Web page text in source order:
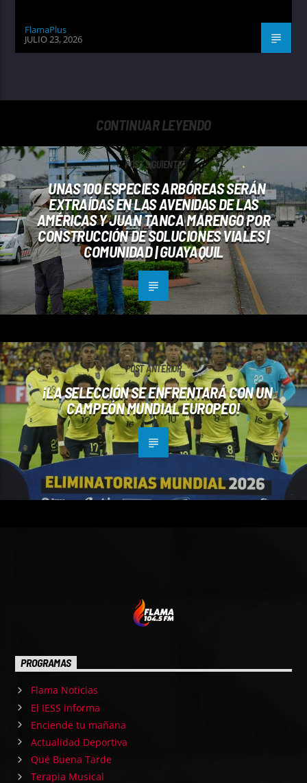
FlamaPlus
JULIO 23, 2026
CONTINUAR LEYENDO
POST SIGUIENTE
UNAS 100 ESPECIES ARBÓREAS SERÁN
EXTRAÍDAS EN LAS AVENIDAS DE LAS
AMÉRICAS Y JUAN TANCA MARENGO POR
CONSTRUCCIÓN DE SOLUCIONES VIALES |
COMUNIDAD | GUAYAQUIL
POST ANTERIOR
¡LA SELECCIÓN SE ENFRENTARÁ CON UN
CAMPEÓN MUNDIAL EUROPEO!
PROGRAMAS
Flama Noticias
El IESS informa
Enciende tu mañana
Actualidad Deportiva
Qué Buena Tarde
Terapia Musical